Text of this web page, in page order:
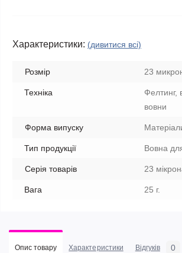
Характеристики: (дивитися всі)
Розмір 23
Техніка
Фелтинг,
вовни
Форма випуску
Тип продукції Вовна
Серія товарів 23
Вага 25 г.
Опис товару Характеристики Відгуків 0